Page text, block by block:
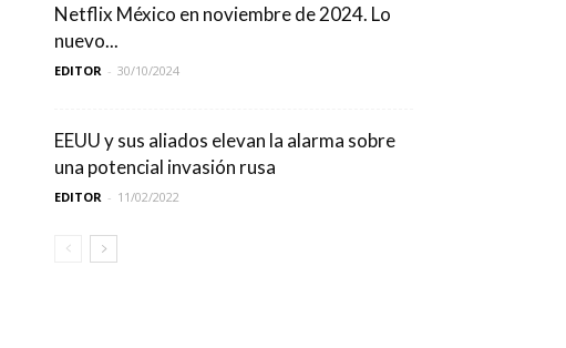
Netflix México en noviembre de 2024. Lo
nuevo...
EDITOR - 30/10/2024
EEUU y sus aliados elevan la alarma sobre
una potencial invasión rusa
EDITOR - 11/02/2022